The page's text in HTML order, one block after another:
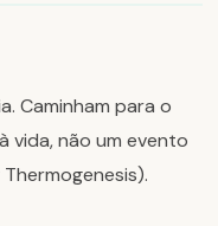
Caminham para o
vida, não um evento